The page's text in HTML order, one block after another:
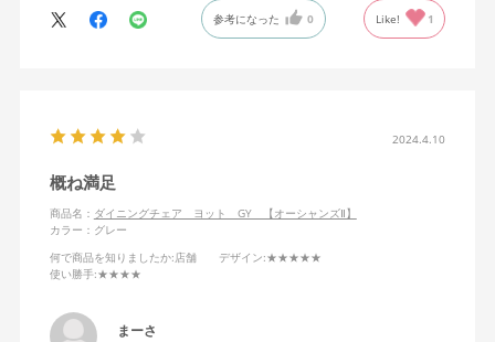
参考になった 0 Like! 1
2024.4.10
概ね満足
商品名： ダイニングチェア ヨット GY 【オーシャンズⅡ】
カラー：グレー
何で商品を知りましたか:店舗 デザイン:★★★★★
使い勝手:★★★★
まーさ